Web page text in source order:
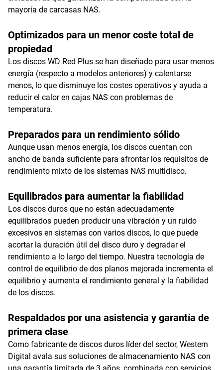
mayoría de carcasas NAS.
Optimizados para un menor coste total de
propiedad
Los discos WD Red Plus se han diseñado para usar menos
energía (respecto a modelos anteriores) y calentarse
menos, lo que disminuye los costes operativos y ayuda a
reducir el calor en cajas NAS con problemas de
temperatura.
Preparados para un rendimiento sólido
Aunque usan menos energía, los discos cuentan con
ancho de banda suficiente para afrontar los requisitos de
rendimiento mixto de los sistemas NAS multidisco.
Equilibrados para aumentar la fiabilidad
Los discos duros que no están adecuadamente
equilibrados pueden producir una vibración y un ruido
excesivos en sistemas con varios discos, lo que puede
acortar la duración útil del disco duro y degradar el
rendimiento a lo largo del tiempo. Nuestra tecnología de
control de equilibrio de dos planos mejorada incrementa el
equilibrio y aumenta el rendimiento general y la fiabilidad
de los discos.
Respaldados por una asistencia y garantía de
primera clase
Como fabricante de discos duros líder del sector, Western
Digital avala sus soluciones de almacenamiento NAS con